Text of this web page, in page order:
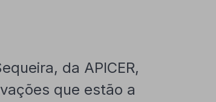
da APICER,
que estão a